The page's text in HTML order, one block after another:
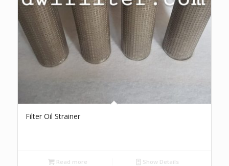
Filter Oil Strainer
Read more Show Details